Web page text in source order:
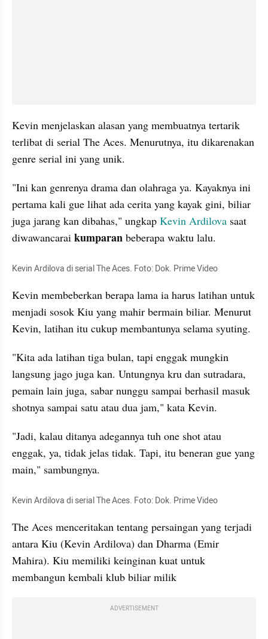
Kevin menjelaskan alasan yang membuatnya tertarik
terlibat di serial The Aces. Menurutnya, itu dikarenakan
genre serial ini yang unik.
"Ini kan genrenya drama dan olahraga ya. Kayaknya ini
pertama kali gue lihat ada cerita yang kayak gini, biliar
juga jarang kan dibahas," ungkap Kevin Ardilova saat
diwawancarai kumparan beberapa waktu lalu.
Kevin Ardilova di serial The Aces. Foto: Dok. Prime Video
Kevin membeberkan berapa lama ia harus latihan untuk
menjadi sosok Kiu yang mahir bermain biliar. Menurut
Kevin, latihan itu cukup membantunya selama syuting.
"Kita ada latihan tiga bulan, tapi enggak mungkin
langsung jago juga kan. Untungnya kru dan sutradara,
pemain lain juga, sabar nunggu sampai berhasil masuk
shotnya sampai satu atau dua jam," kata Kevin.
"Jadi, kalau ditanya adegannya tuh one shot atau
enggak, ya, tidak jelas tidak. Tapi, itu beneran gue yang
main," sambungnya.
Kevin Ardilova di serial The Aces. Foto: Dok. Prime Video
The Aces menceritakan tentang persaingan yang terjadi
antara Kiu (Kevin Ardilova) dan Dharma (Emir
Mahira). Kiu memiliki keinginan kuat untuk
membangun kembali klub biliar milik
ADVERTISEMENT